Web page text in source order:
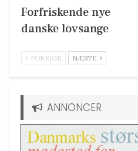
Forfriskende nye
danske lovsange
FORRIGE NÆSTE
ANNONCER